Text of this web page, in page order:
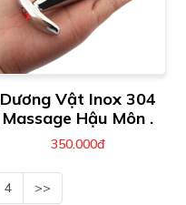
Dương Vật Inox 304
Massage Hậu Môn .
350.000đ
4 >>